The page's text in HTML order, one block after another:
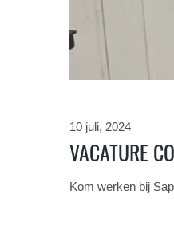
10 juli, 2024
VACATURE
Kom werken bij